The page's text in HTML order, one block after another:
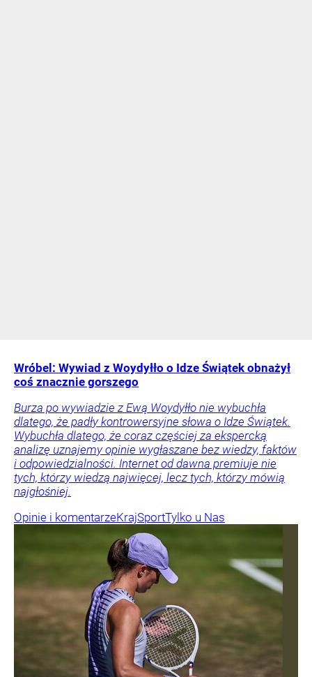
Wróbel: Wywiad z Woydyłło o Idze Świątek obnażył
coś znacznie gorszego
Burza po wywiadzie z Ewą Woydyłło nie wybuchła
dlatego, że padły kontrowersyjne słowa o Idze Świątek.
Wybuchła dlatego, że coraz częściej za ekspercką
analizę uznajemy opinie wygłaszane bez wiedzy, faktów
i odpowiedzialności. Internet od dawna premiuje nie
tych, którzy wiedzą najwięcej, lecz tych, którzy mówią
najgłośniej.
Opinie i komentarzeKrajSportTylko u Nas